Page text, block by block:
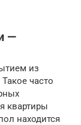
—
из
часто
квартиры
находится